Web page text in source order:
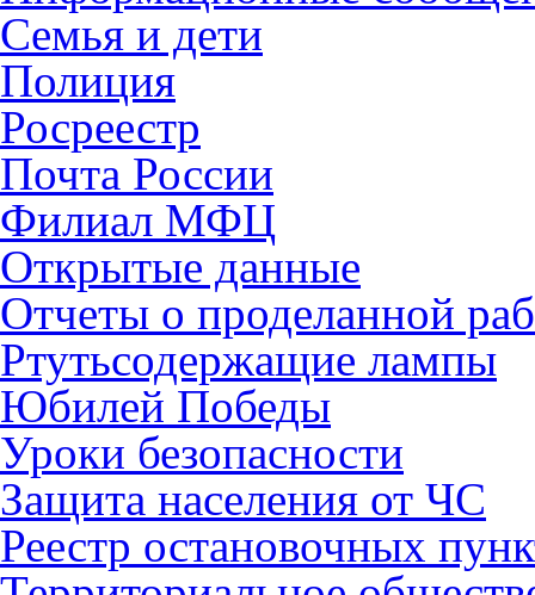
Семья и дети
Полиция
Росреестр
Почта России
Филиал МФЦ
Открытые данные
Отчеты о проделанной
Ртутьсодержащие лампы
Юбилей Победы
Уроки безопасности
Защита населения от ЧС
Реестр остановочных